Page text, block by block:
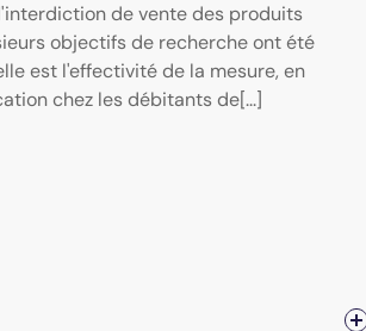
de vente des produits
objectifs de recherche ont été
est l'effectivité de la mesure, en
chez les débitants de[...]